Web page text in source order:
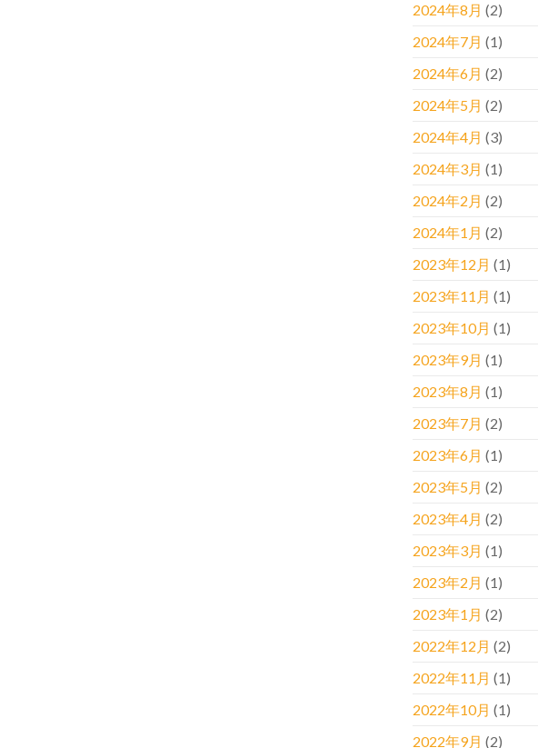
2024年8月 (2)
2024年7月 (1)
2024年6月 (2)
2024年5月 (2)
2024年4月 (3)
2024年3月 (1)
2024年2月 (2)
2024年1月 (2)
2023年12月 (1)
2023年11月 (1)
2023年10月 (1)
2023年9月 (1)
2023年8月 (1)
2023年7月 (2)
2023年6月 (1)
2023年5月 (2)
2023年4月 (2)
2023年3月 (1)
2023年2月 (1)
2023年1月 (2)
2022年12月 (2)
2022年11月 (1)
2022年10月 (1)
2022年9月 (2)